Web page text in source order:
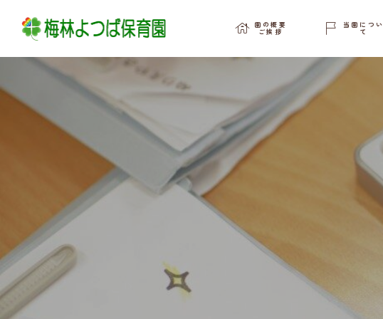
 園の概要
ご挨拶  当園につい
て
各お便り 園だより 園だより（１１月号）